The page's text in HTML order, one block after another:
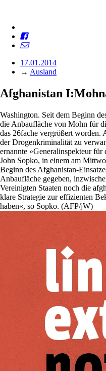
17.01.2014
→ Ausland
Afghanistan
Washington. Seit dem Beginn
die Anbaufläche von Mohn für
das 26fache vergrößert worden.
der Drogenkriminalität zu
ernannte »Generalinspekteur
John Sopko, in einem am
Beginn des Afghanistan-
Anbaufläche gegeben,
Vereinigten Staaten noch die
klare Strategie zur effizienten
haben«, so Sopko. (AFP/jW)